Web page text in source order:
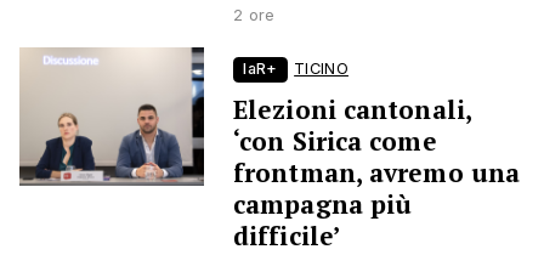
2 ore
laR+ TICINO
Elezioni cantonali,
‘con Sirica come
frontman, avremo una
campagna più
difficile’